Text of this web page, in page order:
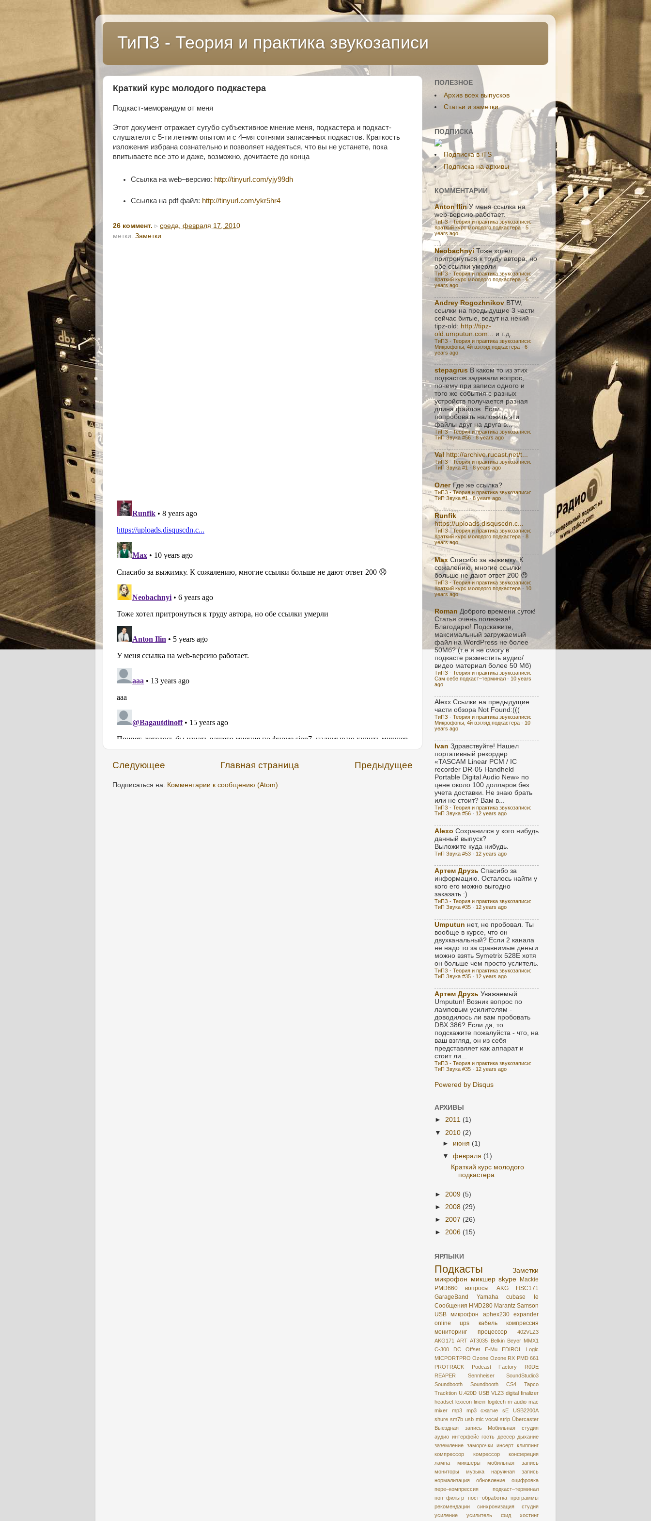
ТиПЗ - Теория и практика звукозаписи
Краткий курс молодого подкастера
Подкаст-меморандум от меня
Этот документ отражает сугубо субъективное мнение меня, подкастера и подкаст-
слушателя с 5-ти летним опытом и с 4–мя сотнями записанных подкастов. Краткость
изложения избрана сознательно и позволяет надеяться, что вы не устанете, пока
впитываете все это и даже, возможно, дочитаете до конца
Ссылка на web–версию: http://tinyurl.com/yjy99dh
Ссылка на pdf файл: http://tinyurl.com/ykr5hr4
26 коммент. ▹ среда, февраля 17, 2010
метки: Заметки
Следующее Предыдущее
Главная страница
Подписаться на: Комментарии к сообщению (Atom)
ПОЛЕЗНОЕ
Aрхив всех выпусков
Статьи и заметки
ПОДПИСКА
Подписка в iTS
Подписка на архивы
КОММЕНТАРИИ
Anton Ilin У меня ссылка на
web-версию работает.
ТиПЗ - Теория и практика звукозаписи:
Краткий курс молодого подкастера · 5
years ago
Neobachnyi Тоже хотел
притронуться к труду автора, но
обе ссылки умерли
ТиПЗ - Теория и практика звукозаписи:
Краткий курс молодого подкастера ·6
years ago
Andrey Rogozhnikov BTW,
ссылки на предыдущие 3 части
сейчас битые, ведут на некий
tipz-old: http://tipz-
old.umputun.com...
и т.д.
ТиПЗ - Теория и практика звукозаписи:
Микрофоны, 4й взгляд подкастера · 6
years ago
stepagrus В каком то из этих
подкастов задавали вопрос,
почему при записи одного и
того же события с разных
устройств получается разная
длина файлов. Если
попробовать наложить эти
файлы друг на друга в...
ТиПЗ - Теория и практика звукозаписи:
ТиП Звука #56 ·8 years ago
Val http://archive.rucast.net/t...
ТиПЗ - Теория и практика звукозаписи:
TиП Звука #1 · 8 years ago
Олег Где же ссылка?
ТиПЗ - Теория и практика звукозаписи:
TиП Звука #1 · 8 years ago
Runfik
https://uploads.disquscdn.c...
ТиПЗ - Теория и практика звукозаписи:
Краткий курс молодого подкастера · 8
years ago
Max Спасибо за выжимку. К
сожалению, многие ссылки
больше не дают ответ 200 😞
ТиПЗ - Теория и практика звукозаписи:
Краткий курс молодого подкастера · 10
years ago
Roman Доброго времени суток!
Статья очень полезная!
Благодарю! Подскажите,
максимальный загружаемый
файл на WordPress не более
50Мб? (т.е я не смогу в
подкасте разместить аудио/
видео материал более 50 Мб)
ТиПЗ - Теория и практика звукозаписи:
Сам себе подкаст–терминал · 10 years
ago
Alexx Ссылки на предыдущие
части обзора Not Found:(((
ТиПЗ - Теория и практика звукозаписи:
Микрофоны, 4й взгляд подкастера · 10
years ago
Ivan Здравствуйте! Нашел
портативный рекордер
«TASCAM Linear PCM / IC
recorder DR-05 Handheld
Portable Digital Audio New» по
цене около 100 долларов без
учета доставки. Не знаю брать
или не стоит? Вам в...
ТиПЗ - Теория и практика звукозаписи:
ТиП Звука #56 · 12 years ago
Alexo Сохранился у кого нибудь
данный выпуск?
Выложите куда нибудь.
ТиП Звука #53 · 12 years ago
Артем Друзь Спасибо за
информацию. Осталось найти у
кого его можно выгодно
заказать :)
ТиПЗ - Теория и практика звукозаписи:
ТиП Звука #35 · 12 years ago
Umputun нет, не пробовал. Ты
вообще в курсе, что он
двухканальный? Если 2 канала
не надо то за сравнимые деньги
можно взять Symetrix 528E хотя
он больше чем просто услитель.
ТиПЗ - Теория и практика звукозаписи:
ТиП Звука #35 · 12 years ago
Артем Друзь Уважаемый
Umputun! Возник вопрос по
ламповым усилителям -
доводилось ли вам пробовать
DBX 386? Если да, то
подскажите пожалуйста - что, на
ваш взгляд, он из себя
представляет как аппарат и
стоит ли...
ТиПЗ - Теория и практика звукозаписи:
ТиП Звука #35 · 12 years ago
Powered by Disqus
АРХИВЫ
► 2011 (1)
▼ 2010 (2)
► июня (1)
▼февраля (1)
Краткий курс молодого
подкастера
► 2009 (5)
► 2008 (29)
► 2007 (26)
► 2006 (15)
ЯРЛЫКИ
Подкасты
Заметки
микрофон микшер skype
Mackie
PMD660
вопросы
AKG HSC171
GarageBand
Yamaha
cubase le
Сообщения HMD280 Marantz Samson
USB микрофон
aphex230 expander
online
ups кабель
компрессия
мониторинг
процессор
402VLZ3
AKG171
ART AT3035 Belkin
Beyer MMX1
C-300
DC Offset E-Mu EDIROL
Logic
MICPORTPRO Ozone Ozone RX PMD 661
PROTRACK
Podcast Factory
R0DE
REAPER
Sennheiser
SoundStudio3
Soundbooth
Soundbooth CS4
Tapco
Tracktion U.420D USB VLZ3 digital finalizer
headset lexicon linein logitech m-audio mac
mixer
mp3 mp3 сжатие
sE USB2200A
shure sm7b usb mic vocal strip Übercaster
Выездная запись
Мобильная студия
аудио интерфейс гость деесер дыхание
заземление заморочки инсерт клиппинг
компрессор
комрессор
конфереция
лампа
микшеры
мобильная запись
мониторы
музыка
наружная запись
нормализация
обновление
оцифровкa
пере–компрессия
подкаст–терминал
поп–фильтр
пост–обработка
программы
рекомендации
синхронизация
студия
усиление
усилитель фид хостинг